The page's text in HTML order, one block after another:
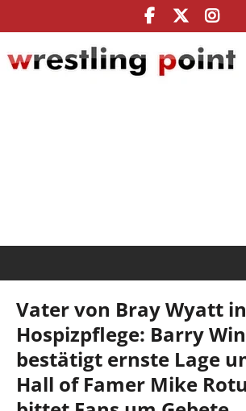
Vater von Bray Wyatt in
Hospizpflege: Barry
bestätigt ernste Lage
Hall of Famer Mike